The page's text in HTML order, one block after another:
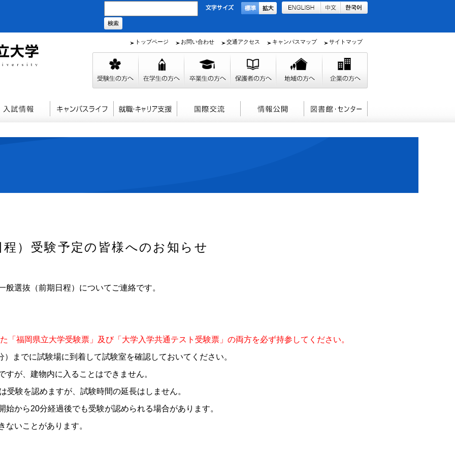
トップページ お問い合わせ 交通アクセス キャンパスマップ サイトマップ
）受験予定の皆様へのお知らせ
選抜（前期日程）についてご連絡です。
「福岡県立大学受験票」及び「大学入学共通テスト受験票」の両方を必ず持参してください。
までに試験場に到着して試験室を確認しておいてください。
が、建物内に入ることはできません。
受験を認めますが、試験時間の延長はしません。
から20分経過後でも受験が認められる場合があります。
ないことがあります。